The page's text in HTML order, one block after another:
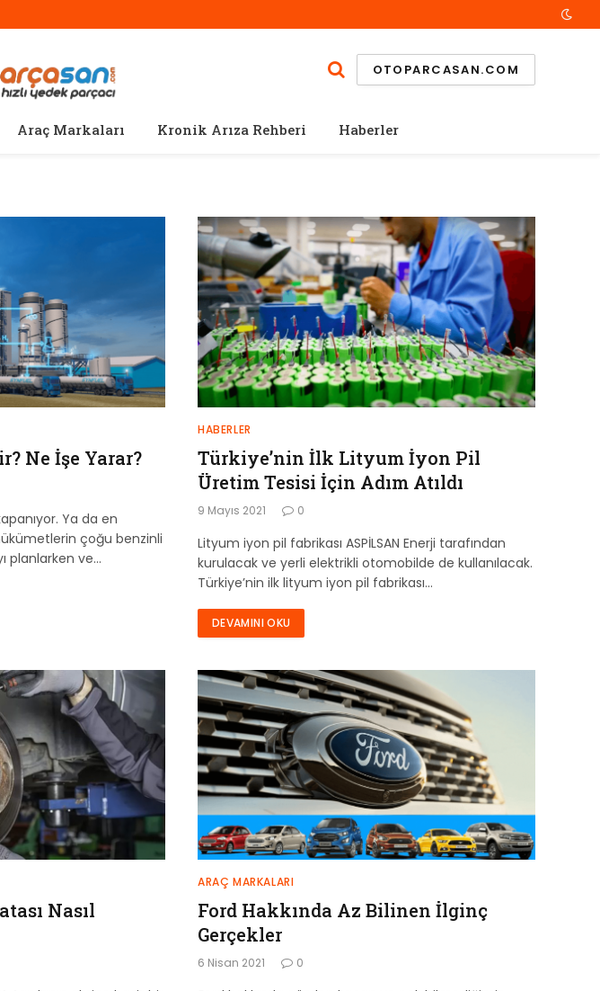
OTOPARCASAN.COM
Araç Markaları Kronik Arıza Rehberi Haberler
Ne İşe Yarar?
Ya da en
çoğu benzinli
planlarken ve…
HABERLER
Türkiye’nin İlk Lityum İyon Pil
Üretim Tesisi İçin Adım Atıldı
9 Mayıs 2021 0
Lityum iyon pil fabrikası ASPİLSAN Enerji tarafından
kurulacak ve yerli elektrikli otomobilde de kullanılacak.
Türkiye’nin ilk lityum iyon pil fabrikası…
DEVAMINI OKU
Nasıl
ARAÇ MARKALARI
Ford Hakkında Az Bilinen İlginç
Gerçekler
6 Nisan 2021 0